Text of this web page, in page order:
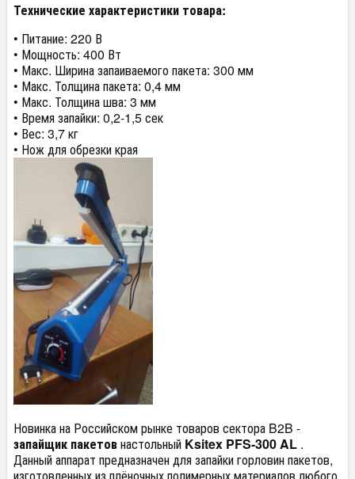
Технические характеристики товара:
• Питание: 220 В
• Мощность: 400 Вт
• Макс. Ширина запаиваемого пакета: 300 мм
• Макс. Толщина пакета: 0,4 мм
• Макс. Толщина шва: 3 мм
• Время запайки: 0,2-1,5 сек
• Вес: 3,7 кг
• Нож для обрезки края
Новинка на Российском рынке товаров сектора B2B -
запайщик пакетовнастольный Ksitex PFS-300 AL .
Данный аппарат предназначен для запайки горловин пакетов,